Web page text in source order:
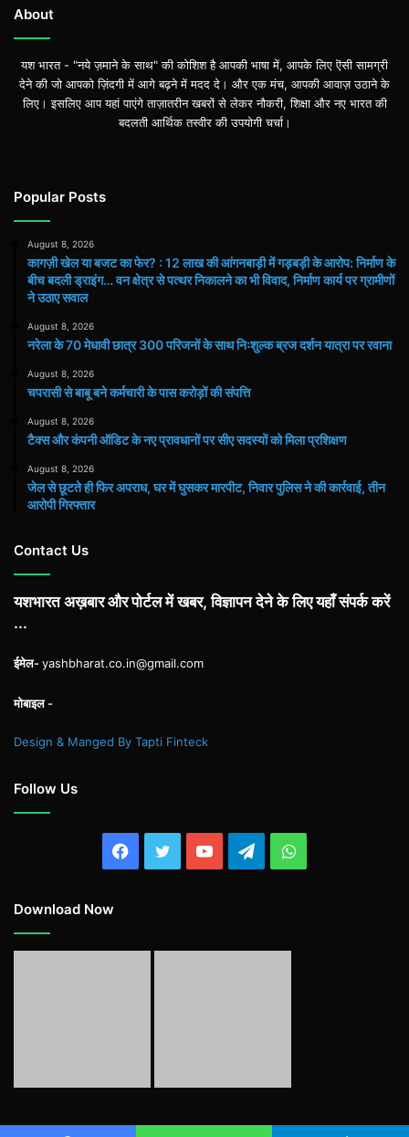
About
यश भारत - "नये ज़माने के साथ" की कोशिश है आपकी भाषा में, आपके लिए ऎसी सामग्री
देने की जो आपको ज़िंदगी में आगे बढ़ने में मदद दे। और एक मंच, आपकी आवाज़ उठाने के
लिए। इसलिए आप यहां पाएंगे ताज़ातरीन खबरों से लेकर नौकरी, शिक्षा और नए भारत की
बदलती आर्थिक तस्वीर की उपयोगी चर्चा।
Popular Posts
August 8, 2026
कागज़ी खेल या बजट का फेर? : 12 लाख की आंगनबाड़ी में गड़बड़ी के आरोप: निर्माण के
बीच बदली ड्राइंग… वन क्षेत्र से पत्थर निकालने का भी विवाद, निर्माण कार्य पर ग्रामीणों
ने उठाए सवाल
August 8, 2026
नरेला के 70 मेधावी छात्र 300 परिजनों के साथ निःशुल्क ब्रज दर्शन यात्रा पर रवाना
August 8, 2026
चपरासी से बाबू बने कर्मचारी के पास करोड़ों की संपत्ति
August 8, 2026
टैक्स और कंपनी ऑडिट के नए प्रावधानों पर सीए सदस्यों को मिला प्रशिक्षण
August 8, 2026
जेल से छूटते ही फिर अपराध, घर में घुसकर मारपीट, निवार पुलिस ने की कार्रवाई, तीन
आरोपी गिरफ्तार
Contact Us
यशभारत अख़बार और पोर्टल में खबर, विज्ञापन देने के लिए यहाँ संपर्क करें
...
ईमेल-yashbharat.co.in@gmail.com
मोबाइल -
Design & Manged By Tapti Finteck
Follow Us
Facebook
TwitterYouTubeTelegramWhatsApp
Download Now